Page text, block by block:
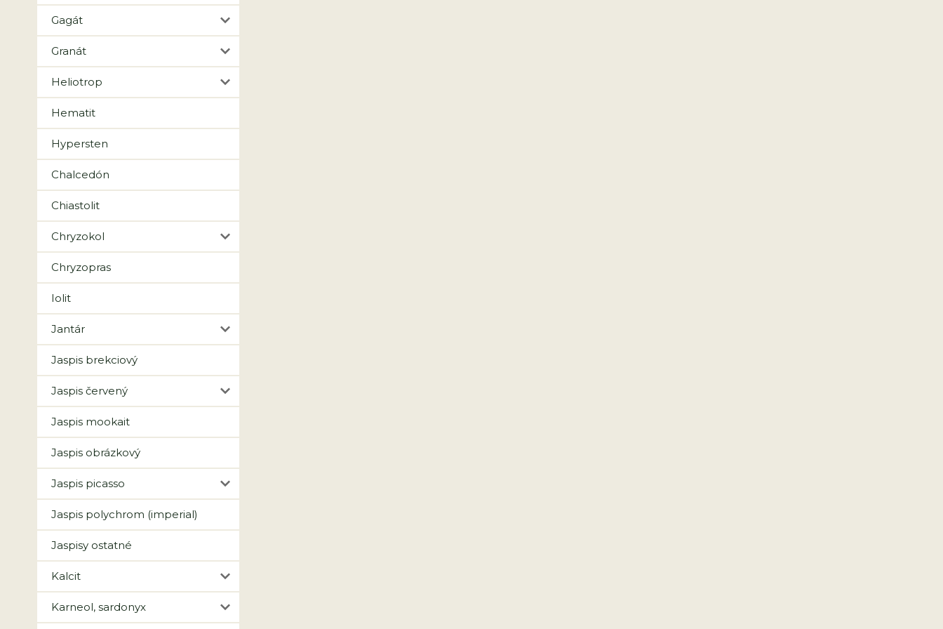
Gagát
Granát
Heliotrop
Hematit
Hypersten
Chalcedón
Chiastolit
Chryzokol
Chryzopras
Iolit
Jantár
Jaspis brekciový
Jaspis červený
Jaspis mookait
Jaspis obrázkový
Jaspis picasso
Jaspis polychrom (imperial)
Jaspisy ostatné
Kalcit
Karneol, sardonyx